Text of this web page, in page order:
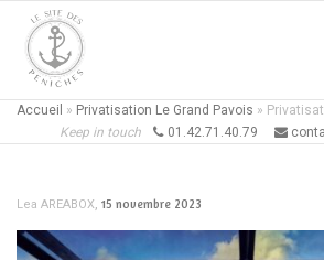
Accueil » Privatisation Le Grand Pavois »
Keep in touch
01.42.71.40.79
Lea AREABOX, 15 novembre 2023